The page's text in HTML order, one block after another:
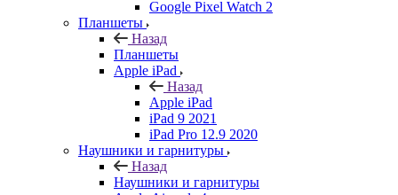
Google Pixel Watch 2
Планшеты
Назад
Планшеты
Apple iPad
Назад
Apple iPad
iPad 9 2021
iPad Pro 12.9 2020
Наушники и гарнитуры
Назад
Наушники и гарнитуры